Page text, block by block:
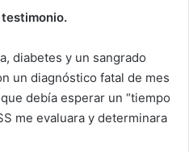
diabetes y un sangrado
un diagnóstico fatal de mes
debía esperar un “tiempo
me evaluara y determinara